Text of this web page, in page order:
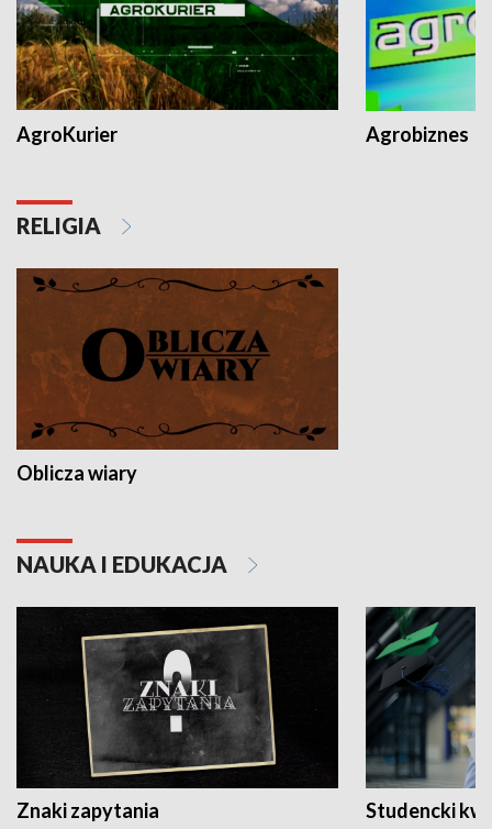
AgroKurier Agrobiznes
RELIGIA
Oblicza wiary
NAUKA I EDUKACJA
Znaki zapytania Studencki